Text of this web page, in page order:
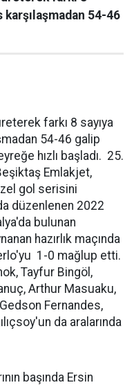
54-46
farkı 8 sayıya
54-46 galip
hızlı başladı. 25.
Emlakjet,
gol serisini
düzenlenen 2022
bulunan
hazırlık maçında
1-0 mağlup etti.
Tayfur Bingöl,
Arthur Masuaku,
Fernandes,
da aralarında
başında Ersin